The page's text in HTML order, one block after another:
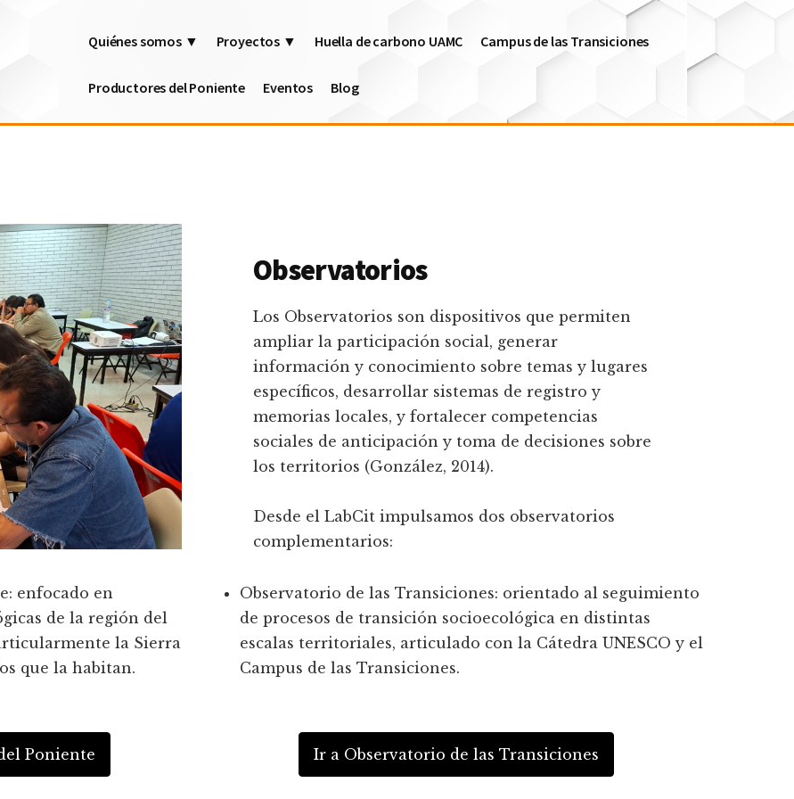
Quiénes somos ▼ Proyectos ▼ Huella de carbono UAMC Campus de las Transiciones
Productores del Poniente Eventos Blog
Observatorios
Los Observatorios son dispositivos que permiten
ampliar la participación social, generar
información y conocimiento sobre temas y lugares
específicos, desarrollar sistemas de registro y
memorias locales, y fortalecer competencias
sociales de anticipación y toma de decisiones sobre
los territorios (González, 2014).
Desde el LabCit impulsamos dos observatorios
complementarios:
enfocado en
de la región del
la Sierra
que la habitan.
Poniente
Observatorio de las Transiciones: orientado al seguimiento
de procesos de transición socioecológica en distintas
escalas territoriales, articulado con la Cátedra UNESCO y el
Campus de las Transiciones.
Ir a Observatorio de las Transiciones